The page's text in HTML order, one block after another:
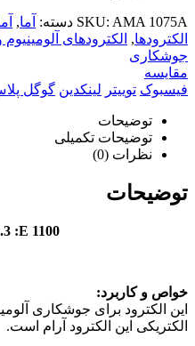
SKU: AMA 1075A دسته: آما,
الکترودها, الکترود‌های آلومینیوم
جوشکاری
مقایسه
فیسبوک توییتر لینکدین گوگل
توضیحات
توضیحات تکمیلی
نظرات (0)
توضیحات
:E 1100
خواص و کاربرد:
این الکترود برای جوشکاری
الکتریکی این الکترود آرام است.